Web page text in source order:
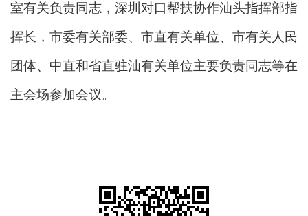
室有关负责同志，深圳对口帮扶协作汕头指挥部指
挥长，市委有关部委、市直有关单位、市有关人民
团体、中直和省直驻汕有关单位主要负责同志等在
主会场参加会议。